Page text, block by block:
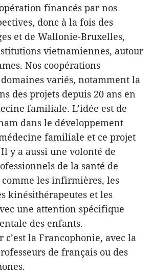
financés par nos
donc à la fois des
et de Wallonie-Bruxelles,
vietnamiennes, autour
Nos coopérations
variés, notamment la
des projets depuis 20 ans en
familiale. L’idée est de
dans le développement
familiale et ce projet
y a aussi une volonté de
de la santé de
les infirmières, les
kinésithérapeutes et les
une attention spécifique
des enfants.
c’est la Francophonie, avec la
de français ou des